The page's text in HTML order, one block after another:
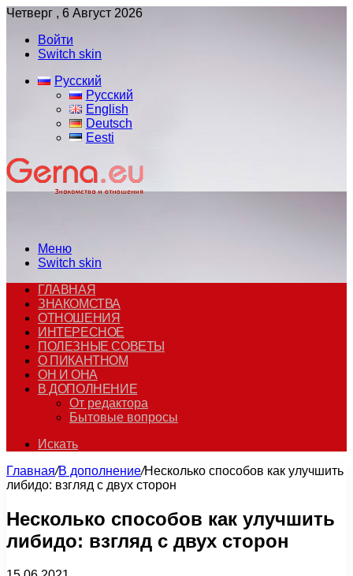
Четверг , 6 Август 2026
Войти
Switch skin
Русский
Русский
English
Deutsch
Eesti
Меню
Switch skin
ГЛАВНАЯ
ЗНАКОМСТВА
ОТНОШЕНИЯ
ИНТЕРЕСНОЕ
ПОЛЕЗНЫЕ СОВЕТЫ
О ПИКАНТНОМ
ОН И ОНА
В ДОПОЛНЕНИЕ
От редактора
Бытовые вопросы
Искать
Главная/В дополнение/Несколько способов как улучшить
либидо: взгляд с двух сторон
Несколько способов как улучшить
либидо: взгляд с двух сторон